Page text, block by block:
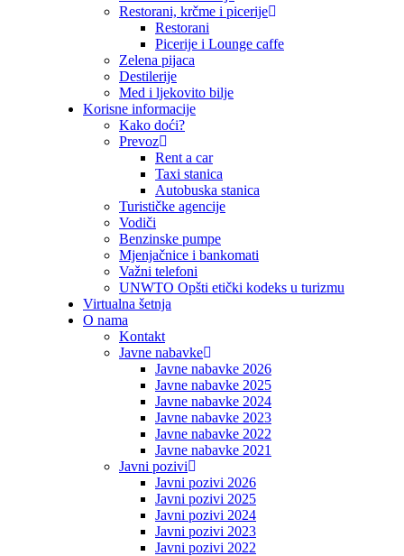
Restorani, krčme i picerije
Restorani
Picerije i Lounge caffe
Zelena pijaca
Destilerije
Med i ljekovito bilje
Korisne informacije
Kako doći?
Prevoz
Rent a car
Taxi stanica
Autobuska stanica
Turističke agencije
Vodiči
Benzinske pumpe
Mjenjačnice i bankomati
Važni telefoni
UNWTO Opšti etički kodeks u turizmu
Virtualna šetnja
O nama
Kontakt
Javne nabavke
Javne nabavke 2026
Javne nabavke 2025
Javne nabavke 2024
Javne nabavke 2023
Javne nabavke 2022
Javne nabavke 2021
Javni pozivi
Javni pozivi 2026
Javni pozivi 2025
Javni pozivi 2024
Javni pozivi 2023
Javni pozivi 2022